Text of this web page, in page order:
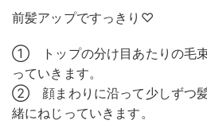
前髪アップですっきり♡
① トップの分け目あたりの毛束
っていきます。
② 顔まわりに沿って少しずつ髪
緒にねじっていきます。